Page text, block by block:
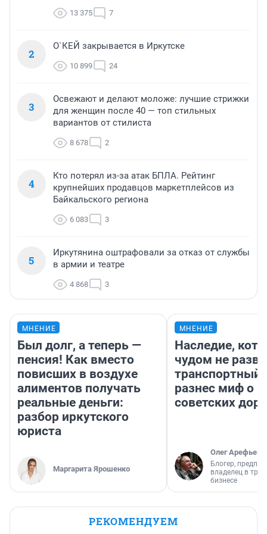
13 375 7
2
О`КЕЙ закрывается в Иркутске
10 899 24
3
Освежают и делают моложе: лучшие стрижки
для женщин после 40 — топ стильных
вариантов от стилиста
8 678 2
4
Кто потерял из-за атак БПЛА. Рейтинг
крупнейших продавцов маркетплейсов из
Байкальского региона
6 083 3
5
Иркутянина оштрафовали за отказ от службы
в армии и театре
4 868 3
МНЕНИЕ
Был долг, а теперь —
пенсия! Как вместо
повисших в воздухе
алиментов получать
реальные деньги:
разбор иркутского
юриста
Маргарита Ярошенко
МНЕНИЕ
Наследие,
чудом не
транспортный
разнес миф о
советских
Олег Арефьев
Блогер,
владелец в
бизнесе
РЕКОМЕНДУЕМ